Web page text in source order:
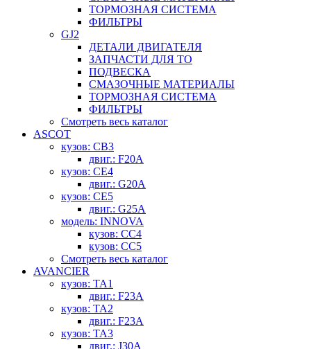
ТОРМОЗНАЯ СИСТЕМА
ФИЛЬТРЫ
GJ2
ДЕТАЛИ ДВИГАТЕЛЯ
ЗАПЧАСТИ ДЛЯ ТО
ПОДВЕСКА
СМАЗОЧНЫЕ МАТЕРИАЛЫ
ТОРМОЗНАЯ СИСТЕМА
ФИЛЬТРЫ
Смотреть весь каталог
ASCOT
кузов: CB3
двиг.: F20A
кузов: CE4
двиг.: G20A
кузов: CE5
двиг.: G25A
модель: INNOVA
кузов: CC4
кузов: CC5
Смотреть весь каталог
AVANCIER
кузов: TA1
двиг.: F23A
кузов: TA2
двиг.: F23A
кузов: TA3
двиг.: J30A